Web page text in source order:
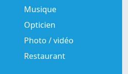
Musique
Opticien
Photo / vidéo
Restaurant